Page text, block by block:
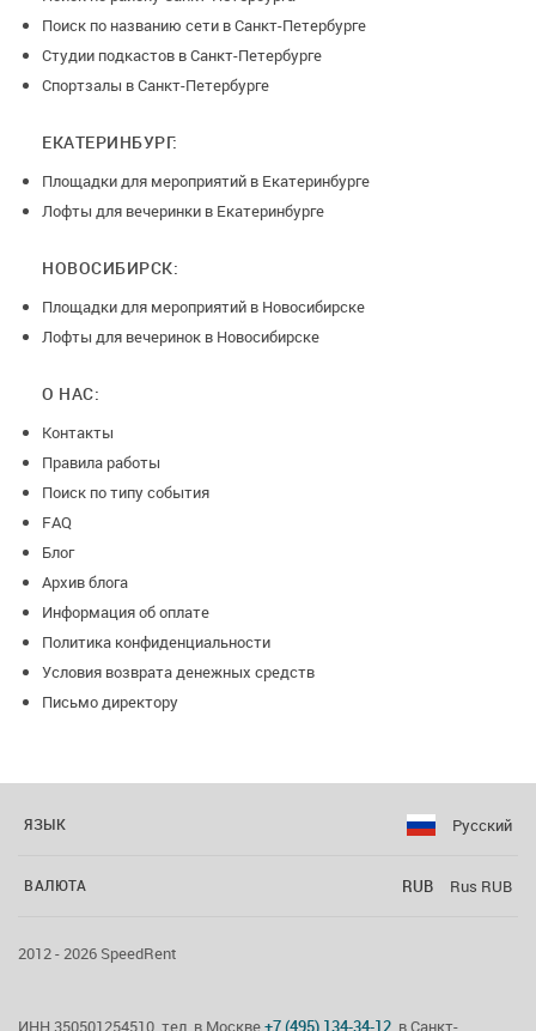
Поиск по названию сети в Санкт-Петербурге
Студии подкастов в Санкт-Петербурге
Спортзалы в Санкт-Петербурге
ЕКАТЕРИНБУРГ:
Площадки для мероприятий в Екатеринбурге
Лофты для вечеринки в Екатеринбурге
НОВОСИБИРСК:
Площадки для мероприятий в Новосибирске
Лофты для вечеринок в Новосибирске
О НАС:
Контакты
Правила работы
Поиск по типу события
FAQ
Блог
Архив блога
Информация об оплате
Политика конфиденциальности
Условия возврата денежных средств
Письмо директору
ЯЗЫК Русский
ВАЛЮТА RUB Rus RUB
2012 - 2026 SpeedRent
ИНН 350501254510, тел. в Москве+7 (495) 134-34-12 , в Санкт-